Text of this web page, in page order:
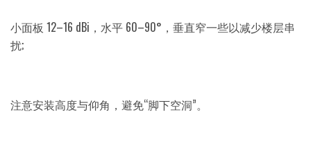
小面板 12–16 dBi，水平 60–90°，垂直窄一些以减少楼层串
扰;
注意安装高度与仰角，避免“脚下空洞”。